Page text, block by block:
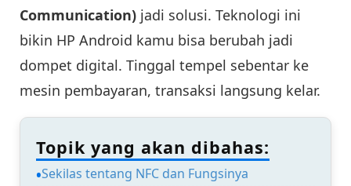
Communication) jadi solusi. Teknologi ini
bikin HP Android kamu bisa berubah jadi
dompet digital. Tinggal tempel sebentar ke
mesin pembayaran, transaksi langsung kelar.
Topik yang akan dibahas:
Sekilas tentang NFC dan Fungsinya